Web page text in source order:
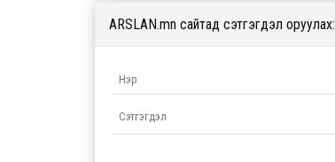
ARSLAN.mn сайтад сэтгэгдэл оруулах: